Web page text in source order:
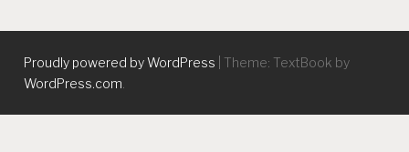
Proudly powered by WordPress
Theme: TextBook by
WordPress.com